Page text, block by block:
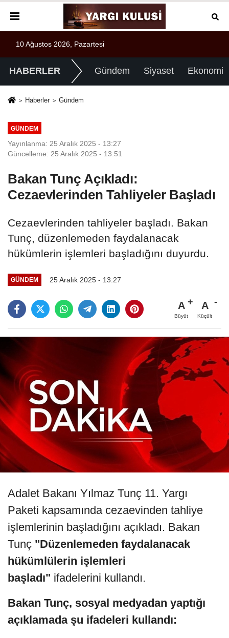
10 Ağustos 2026, Pazartesi
HABERLER Gündem Siyaset Ekonomi
Haberler Gündem
GÜNDEM
Yayınlanma: 25 Aralık 2025 - 13:27
Güncelleme: 25 Aralık 2025 - 13:51
Bakan Tunç Açıkladı:
Cezaevlerinden Tahliyeler Başladı
Cezaevlerinden tahliyeler başladı. Bakan
Tunç, düzenlemeden faydalanacak
hükümlerin işlemleri başladığını duyurdu.
GÜNDEM 25 Aralık 2025 - 13:27
A
Büyüt
A
Küçült
Adalet Bakanı Yılmaz Tunç 11. Yargı
Paketi kapsamında cezaevinden tahliye
işlemlerinin başladığını açıkladı. Bakan
Tunç "Düzenlemeden faydalanacak
hükümlülerin işlemleri
başladı" ifadelerini kullandı.
Bakan Tunç, sosyal medyadan yaptığı
açıklamada şu ifadeleri kullandı: